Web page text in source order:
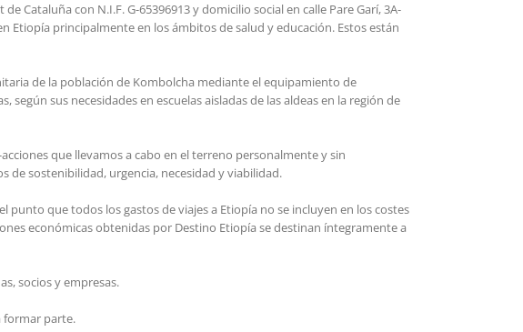
Cataluña con N.I.F. G-65396913 y domicilio social en calle Pare Garí, 3A-
Etiopía principalmente en los ámbitos de salud y educación. Estos están
de la población de Kombolcha mediante el equipamiento de
sus necesidades en escuelas aisladas de las aldeas en la región de
que llevamos a cabo en el terreno personalmente y sin
de sostenibilidad, urgencia, necesidad y viabilidad.
que todos los gastos de viajes a Etiopía no se incluyen en los costes
económicas obtenidas por Destino Etiopía se destinan íntegramente a
socios y empresas.
formar parte.